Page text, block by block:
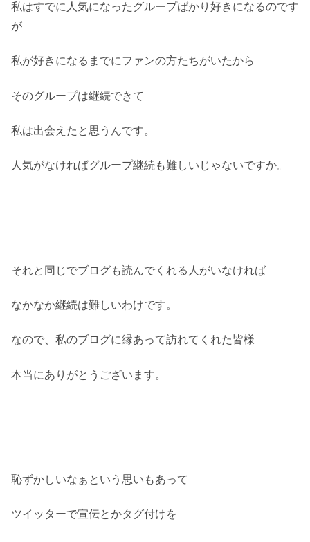
私はすでに人気になったグループばかり好きになるのです
が
私が好きになるまでにファンの方たちがいたから
そのグループは継続できて
私は出会えたと思うんです。
人気がなければグループ継続も難しいじゃないですか。
それと同じでブログも読んでくれる人がいなければ
なかなか継続は難しいわけです。
なので、私のブログに縁あって訪れてくれた皆様
本当にありがとうございます。
恥ずかしいなぁという思いもあって
ツイッターで宣伝とかタグ付けを